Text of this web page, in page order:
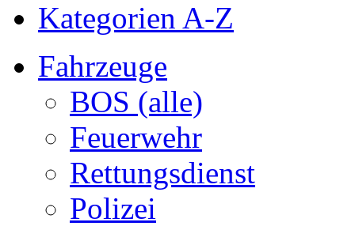
Kategorien A-Z
Fahrzeuge
BOS (alle)
Feuerwehr
Rettungsdienst
Polizei